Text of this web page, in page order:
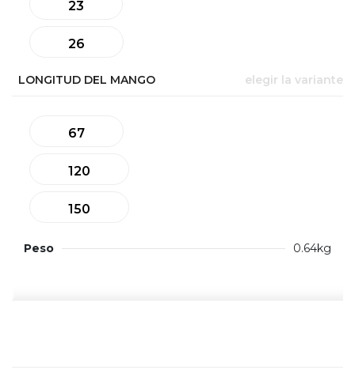
23
26
LONGITUD DEL MANGO elegir la variante
67
120
150
Peso 0.64kg